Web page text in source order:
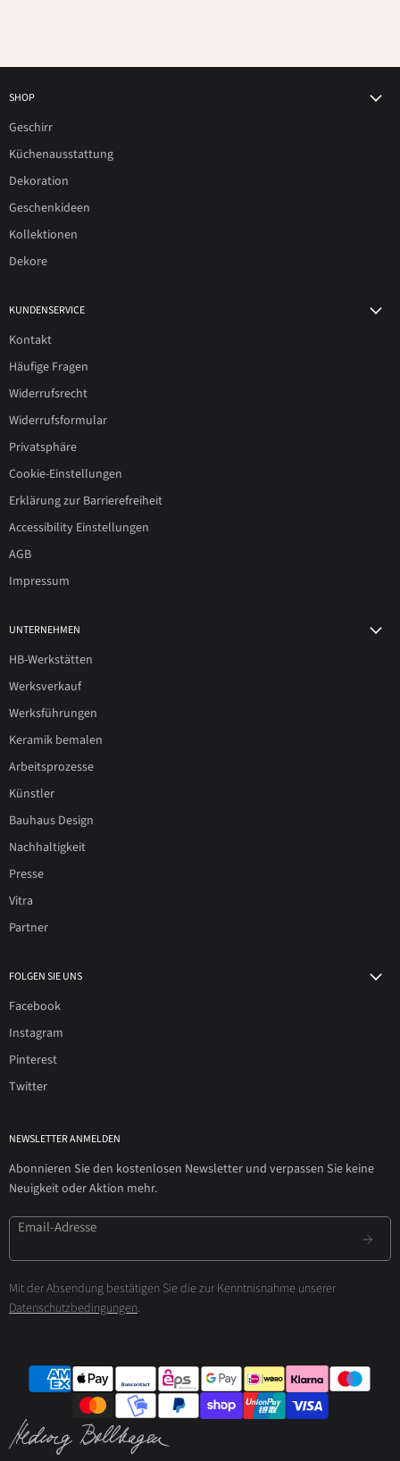
SHOP
Geschirr
Küchenausstattung
Dekoration
Geschenkideen
Kollektionen
Dekore
KUNDENSERVICE
Kontakt
Häufige Fragen
Widerrufsrecht
Widerrufsformular
Privatsphäre
Cookie-Einstellungen
Erklärung zur Barrierefreiheit
Accessibility Einstellungen
AGB
Impressum
UNTERNEHMEN
HB-Werkstätten
Werksverkauf
Werksführungen
Keramik bemalen
Arbeitsprozesse
Künstler
Bauhaus Design
Nachhaltigkeit
Presse
Vitra
Partner
FOLGEN SIE UNS
Facebook
Instagram
Pinterest
Twitter
NEWSLETTER ANMELDEN
Abonnieren Sie den kostenlosen Newsletter und verpassen Sie keine
Neuigkeit oder Aktion mehr.
Email-Adresse
Mit der Absendung bestätigen Sie die zur Kenntnisnahme unserer
Datenschutzbedingungen.